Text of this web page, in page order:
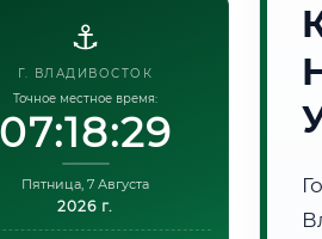
⚓
Г. ВЛАДИВОСТОК
Точное местное время:
07:18:29
Пятница, 7 Августа
2026 г.